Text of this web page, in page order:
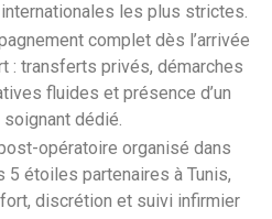
internationales les plus strictes.
complet dès l’arrivée
: transferts privés, démarches
fluides et présence d’un
dédié.
opératoire organisé dans
5 étoiles partenaires à Tunis,
discrétion et suivi infirmier